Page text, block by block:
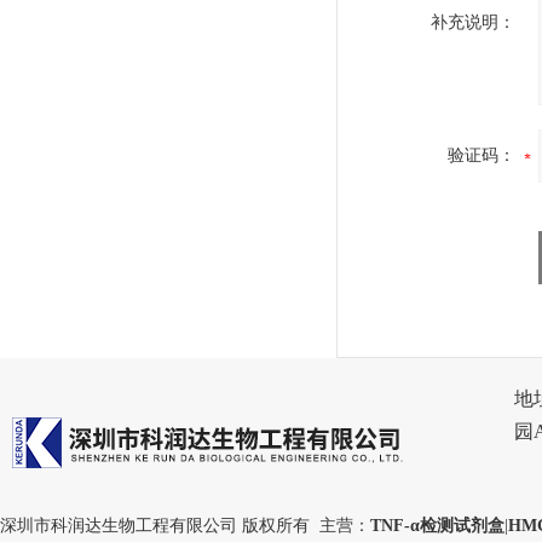
补充说明：
验证码：
地
园
深圳市科润达生物工程有限公司 版权所有 主营： TNF-α检测试剂盒